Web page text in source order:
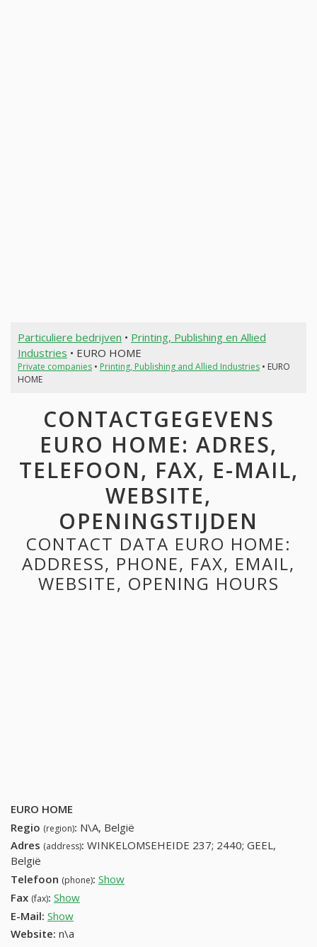
Particuliere bedrijven • Printing, Publishing en Allied
Industries • EURO HOME
Private companies• Printing, Publishing and Allied Industries• EURO
HOME
CONTACTGEGEVENS
EURO HOME: ADRES,
TELEFOON, FAX, E-MAIL,
WEBSITE,
OPENINGSTIJDEN
CONTACT DATA EURO HOME:
ADDRESS, PHONE, FAX, EMAIL,
WEBSITE, OPENING HOURS
EURO HOME
Regio (region): N\A, België
Adres (address): WINKELOMSEHEIDE 237; 2440; GEEL,
België
Telefoon (phone): Show
Fax (fax): Show
E-Mail: Show
Website: n\a